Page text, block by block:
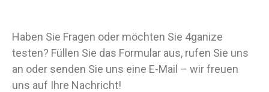
Haben Sie Fragen oder möchten Sie 4ganize
testen? Füllen Sie das Formular aus, rufen Sie uns
an oder senden Sie uns eine E-Mail – wir freuen
uns auf Ihre Nachricht!